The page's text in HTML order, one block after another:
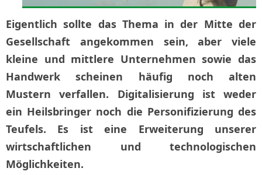
Eigentlich sollte das Thema in der Mitte der
Gesellschaft angekommen sein, aber viele
kleine und mittlere Unternehmen sowie das
Handwerk scheinen häufig noch alten
Mustern verfallen. Digitalisierung ist weder
ein Heilsbringer noch die Personifizierung des
Teufels. Es ist eine Erweiterung unserer
wirtschaftlichen und technologischen
Möglichkeiten.